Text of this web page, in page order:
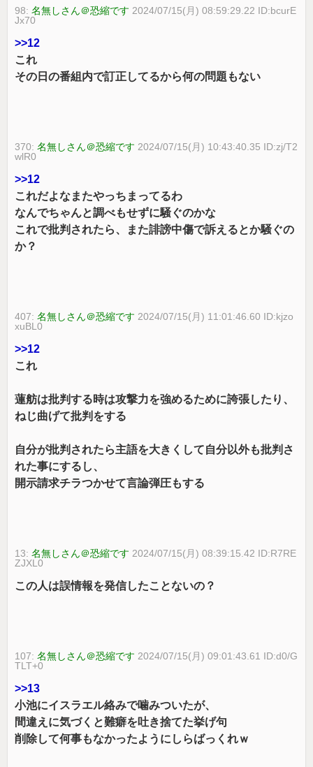
98:名無しさん＠恐縮です 2024/07/15(月) 08:59:29.22 ID:bcurE
Jx70
>>12
これ
その日の番組内で訂正してるから何の問題もない
370:名無しさん＠恐縮です 2024/07/15(月) 10:43:40.35 ID:zj/T2
wlR0
>>12
これだよなまたやっちまってるわ
なんでちゃんと調べもせずに騒ぐのかな
これで批判されたら、また誹謗中傷で訴えるとか騒ぐの
か？
407:名無しさん＠恐縮です 2024/07/15(月) 11:01:46.60 ID:kjzo
xuBL0
>>12
これ
蓮舫は批判する時は攻撃力を強めるために誇張したり、
ねじ曲げて批判をする
自分が批判されたら主語を大きくして自分以外も批判さ
れた事にするし、
開示請求チラつかせて言論弾圧もする
13:名無しさん＠恐縮です 2024/07/15(月) 08:39:15.42 ID:R7RE
ZJXL0
この人は誤情報を発信したことないの？
107:名無しさん＠恐縮です 2024/07/15(月) 09:01:43.61 ID:d0/G
TLT+0
>>13
小池にイスラエル絡みで噛みついたが、
間違えに気づくと難癖を吐き捨てた挙げ句
削除して何事もなかったようにしらばっくれｗ